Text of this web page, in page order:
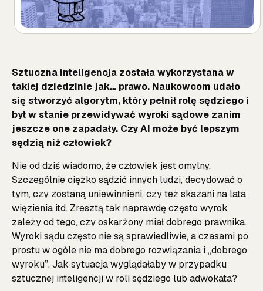
Sztuczna inteligencja została wykorzystana w
takiej dziedzinie jak… prawo. Naukowcom udało
się stworzyć algorytm, który pełnił rolę sędziego i
był w stanie przewidywać wyroki sądowe zanim
jeszcze one zapadały. Czy AI może być lepszym
sędzią niż człowiek?
Nie od dziś wiadomo, że człowiek jest omylny.
Szczególnie ciężko sądzić innych ludzi, decydować o
tym, czy zostaną uniewinnieni, czy też skazani na lata
więzienia itd. Zresztą tak naprawdę często wyrok
zależy od tego, czy oskarżony miał dobrego prawnika.
Wyroki sądu często nie są sprawiedliwie, a czasami po
prostu w ogóle nie ma dobrego rozwiązania i „dobrego
wyroku”. Jak sytuacja wyglądałaby w przypadku
sztucznej inteligencji w roli sędziego lub adwokata?